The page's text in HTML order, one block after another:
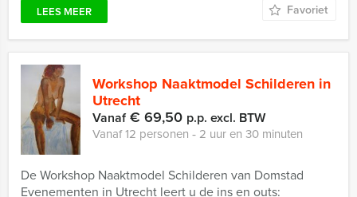
LEES MEER Favoriet
Workshop Naaktmodel Schilderen in
Utrecht
Vanaf€ 69,50 p.p. excl. BTW
Vanaf 12 personen ‐ 2 uur en 30 minuten
De Workshop Naaktmodel Schilderen van Domstad
Evenementen in Utrecht leert u de ins en outs: